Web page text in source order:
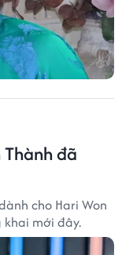
đã
cho Hari Won
khai mới đây.